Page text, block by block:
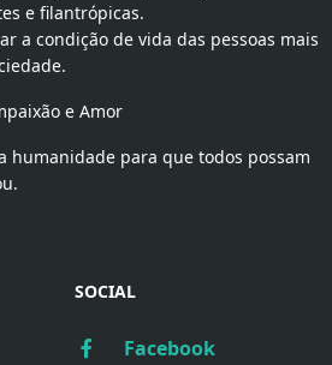
e filantrópicas.
a condição de vida das pessoas mais
e Amor
humanidade para que todos possam
SOCIAL
Facebook